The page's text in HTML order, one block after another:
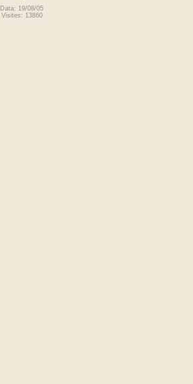
Data: 19/08/05
Visites: 13860